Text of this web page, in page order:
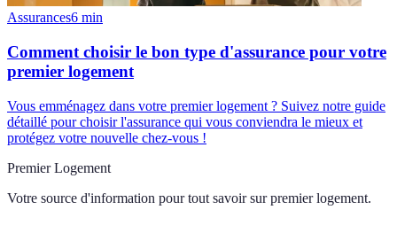
Assurances6 min
Comment choisir le bon type d'assurance pour votre
premier logement
Vous emménagez dans votre premier logement ? Suivez notre guide
détaillé pour choisir l'assurance qui vous conviendra le mieux et
protégez votre nouvelle chez-vous !
Premier Logement
Votre source d'information pour tout savoir sur premier logement.